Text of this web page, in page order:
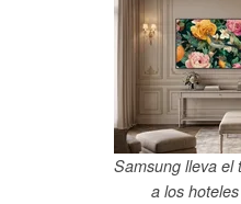
Samsung lleva el
a los